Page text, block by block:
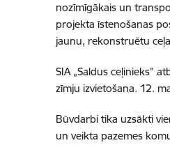
nozīmīgākais un
projekta īstenošanas
jaunu, rekonstruētu
SIA „Saldus ceļinieks”
zīmju izvietošana. 12.
Būvdarbi tika uzsākti
un veikta pazemes